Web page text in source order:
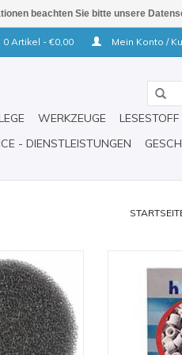
0 Artikel - €0,00 Mein Konto /
WERKZEUGE
LESESTOFF
- DIENSTLEISTUNGEN
Prime 20
HINZUFÜGEN
ZUM
beachten Sie bitte unsere